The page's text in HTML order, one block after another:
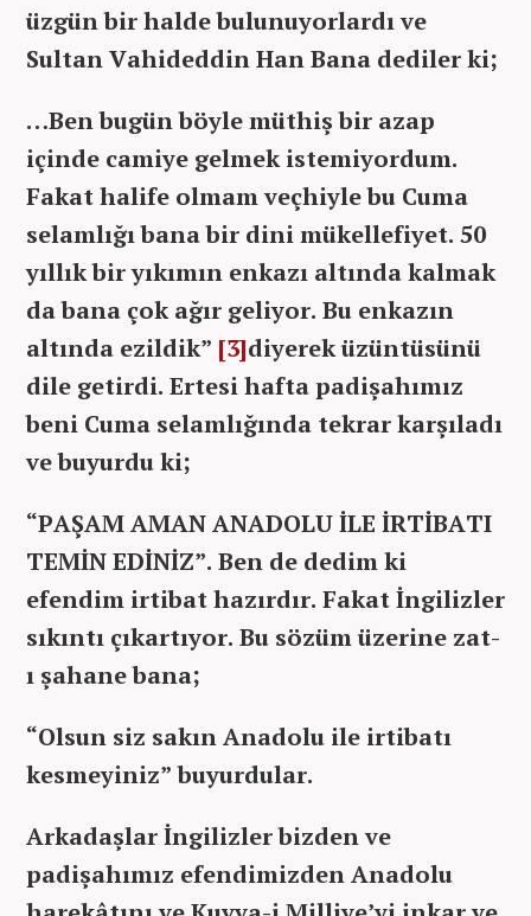
üzgün bir halde bulunuyorlardı ve
Sultan Vahideddin Han Bana dediler ki;
…Ben bugün böyle müthiş bir azap
içinde camiye gelmek istemiyordum.
Fakat halife olmam veçhiyle bu Cuma
selamlığı bana bir dini mükellefiyet. 50
yıllık bir yıkımın enkazı altında kalmak
da bana çok ağır geliyor. Bu enkazın
altında ezildik” [3]diyerek üzüntüsünü
dile getirdi. Ertesi hafta padişahımız
beni Cuma selamlığında tekrar karşıladı
ve buyurdu ki;
“PAŞAM AMAN ANADOLU İLE İRTİBATI
TEMİN EDİNİZ”. Ben de dedim ki
efendim irtibat hazırdır. Fakat İngilizler
sıkıntı çıkartıyor. Bu sözüm üzerine zat-
ı şahane bana;
“Olsun siz sakın Anadolu ile irtibatı
kesmeyiniz” buyurdular.
Arkadaşlar İngilizler bizden ve
padişahımız efendimizden Anadolu